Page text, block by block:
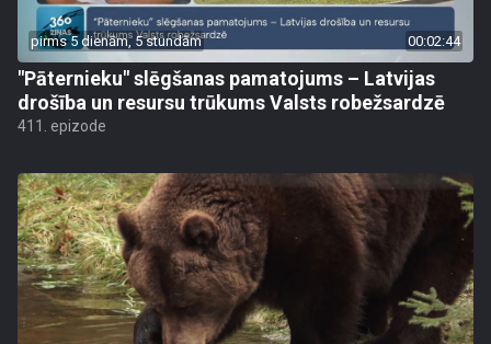
pirms 5 dienām, 5 stundām 00:02:44
"Pāternieku" slēgšanas pamatojums – Latvijas
drošība un resursu trūkums Valsts robežsardzē
411. epizode